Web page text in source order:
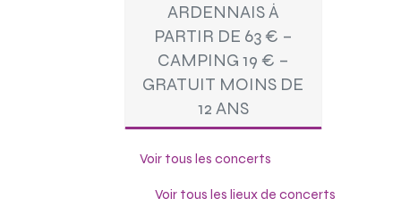
ARDENNAIS À
PARTIR DE 63 € –
CAMPING 19 € –
GRATUIT MOINS DE
12 ANS
Voir tous les concerts
Voir tous les lieux de concerts